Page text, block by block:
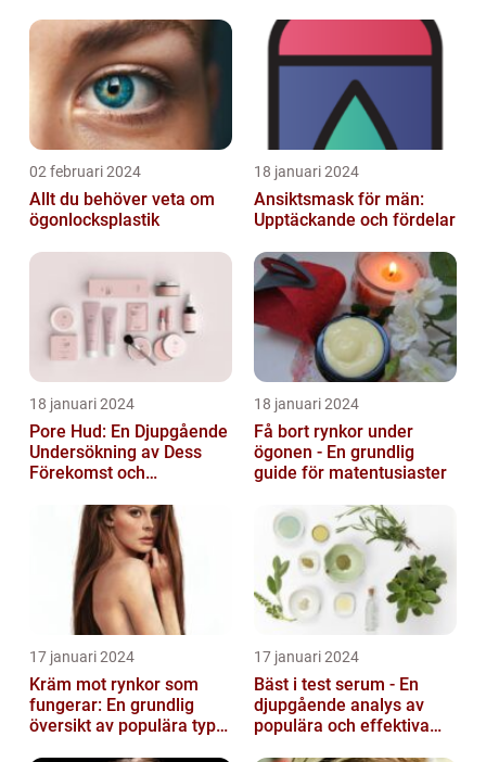
02 februari 2024
Allt du behöver veta om
ögonlocksplastik
18 januari 2024
Ansiktsmask för män:
Upptäckande och fördelar
18 januari 2024
Pore Hud: En Djupgående
Undersökning av Dess
Förekomst och
18 januari 2024
Få bort rynkor under
ögonen - En grundlig
guide för matentusiaster
17 januari 2024
Kräm mot rynkor som
fungerar: En grundlig
översikt av populära typer
17 januari 2024
Bäst i test serum - En
djupgående analys av
populära och effektiva